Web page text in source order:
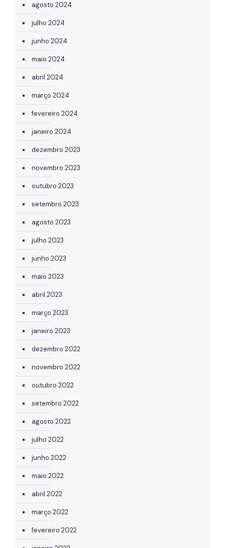
agosto 2024
julho 2024
junho 2024
maio 2024
abril 2024
março 2024
fevereiro 2024
janeiro 2024
dezembro 2023
novembro 2023
outubro 2023
setembro 2023
agosto 2023
julho 2023
junho 2023
maio 2023
abril 2023
março 2023
janeiro 2023
dezembro 2022
novembro 2022
outubro 2022
setembro 2022
agosto 2022
julho 2022
junho 2022
maio 2022
abril 2022
março 2022
fevereiro 2022